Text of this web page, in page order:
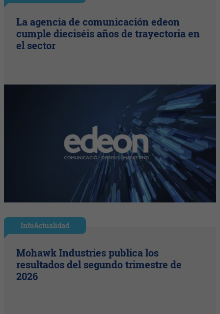
La agencia de comunicación edeon
cumple dieciséis años de trayectoria en
el sector
InfoActualidad
Mohawk Industries publica los
resultados del segundo trimestre de
2026